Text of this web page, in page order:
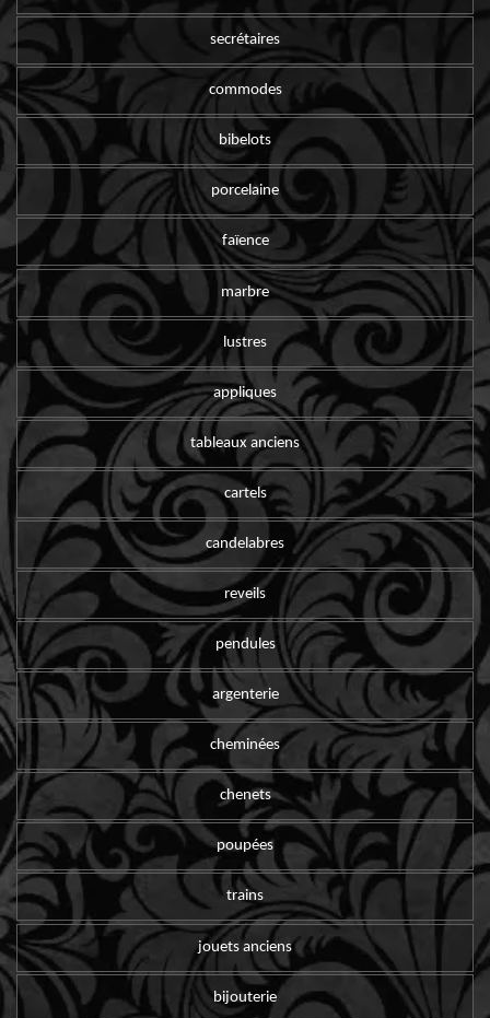
secrétaires
commodes
bibelots
porcelaine
faïence
marbre
lustres
appliques
tableaux anciens
cartels
candelabres
reveils
pendules
argenterie
cheminées
chenets
poupées
trains
jouets anciens
bijouterie